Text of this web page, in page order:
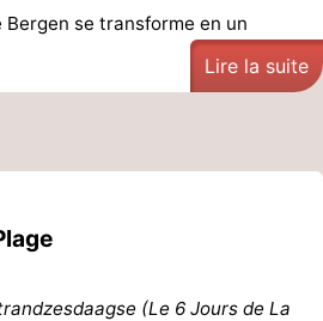
Bergen se transforme en un
Lire la suite
(Le 6 Jours de La